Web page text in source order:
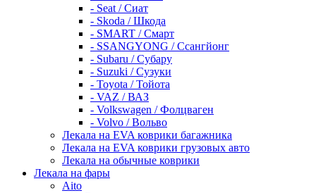
- Seat / Сиат
- Skoda / Шкода
- SMART / Смарт
- SSANGYONG / Ссангйонг
- Subaru / Субару
- Suzuki / Сузуки
- Toyota / Тойота
- VAZ / ВАЗ
- Volkswagen / Фолцваген
- Volvo / Вольво
Лекала на EVA коврики багажника
Лекала на EVA коврики грузовых авто
Лекала на обычные коврики
Лекала на фары
Aito